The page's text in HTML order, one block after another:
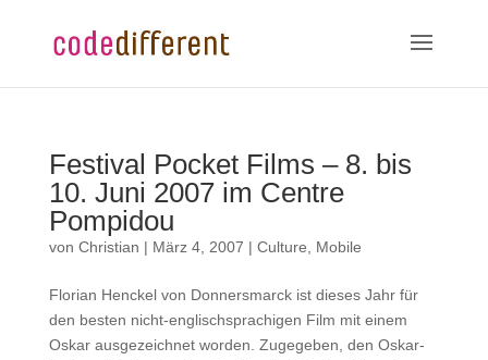
Festival Pocket Films – 8. bis
10. Juni 2007 im Centre
Pompidou
von Christian | März 4, 2007 | Culture Mobile
Florian Henckel von Donnersmarck ist dieses Jahr für
den besten nicht-englischsprachigen Film mit einem
Oskar ausgezeichnet worden. Zugegeben, den Oskar-